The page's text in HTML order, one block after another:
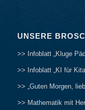
UNSERE
>> Infoblatt „Kluge
>> Infoblatt „KI für
>> „Guten Morgen,
>> Mathematik mit